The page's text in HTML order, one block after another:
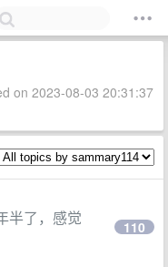
on 2023-08-03 20:31:37
半了，感觉
110